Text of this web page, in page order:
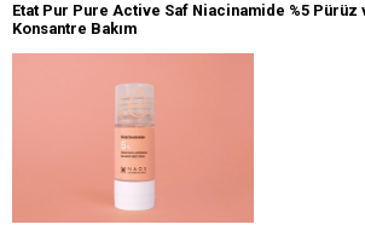
Etat Pur Pure Active Saf Niacinamide %5 Pürüz
Konsantre Bakım